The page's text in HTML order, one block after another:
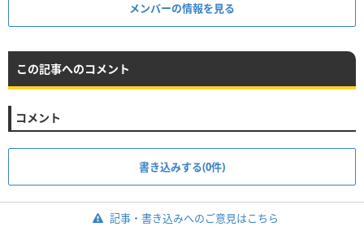
メンバーの情報を見る
この記事へのコメント
コメント
書き込みする(0件)
記事・書き込みへのご意見はこちら